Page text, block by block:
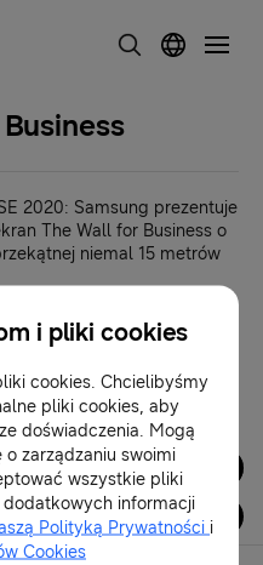
2020: Samsung prezentuje
The Wall for Business o
niemal 15 metrów
02-2020
Dla Mediów
i pliki cookies
cookies. Chcielibyśmy
pliki cookies, aby
doświadczenia. Mogą
zarządzaniu swoimi
wszystkie pliki
informacji
Polityką Prywatności i
Cookies